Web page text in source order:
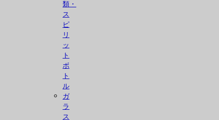
類・
ス
ピ
リ
ッ
ト
ボ
ト
ル
ガ
ラ
ス